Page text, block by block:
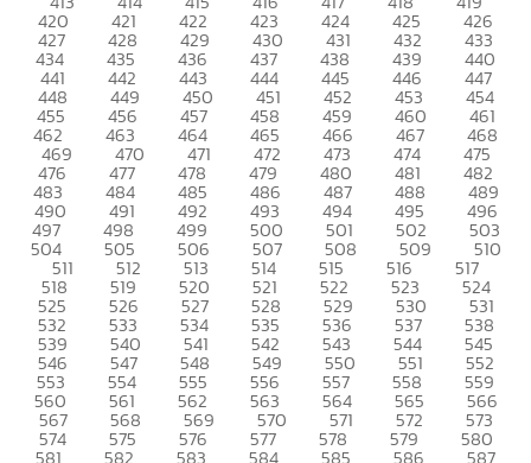
420 421 422 423 424 425 426
427 428 429 430 431 432 433
434 435 436 437 438 439 440
441 442 443 444 445 446 447
448 449 450 451 452 453 454
455 456 457 458 459 460 461
462 463 464 465 466 467 468
469 470 471 472 473 474 475
476 477 478 479 480 481 482
483 484 485 486 487 488 489
490 491 492 493 494 495 496
497 498 499 500 501 502 503
504 505 506 507 508 509 510
511 512 513 514 515 516 517
518 519 520 521 522 523 524
525 526 527 528 529 530 531
532 533 534 535 536 537 538
539 540 541 542 543 544 545
546 547 548 549 550 551 552
553 554 555 556 557 558 559
560 561 562 563 564 565 566
567 568 569 570 571 572 573
574 575 576 577 578 579 580
581 582 583 584 585 586 587